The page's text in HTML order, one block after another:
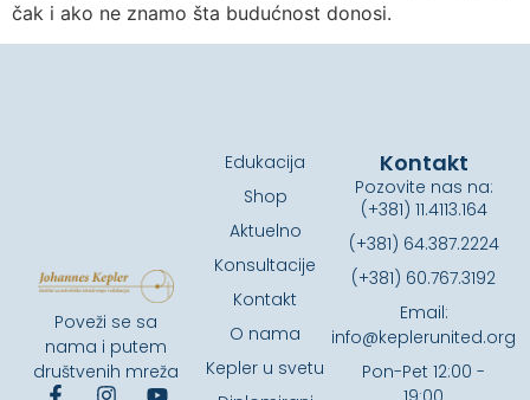
čak i ako ne znamo šta budućnost donosi.
Poveži se sa
nama i putem
društvenih mreža
Edukacija
Shop
Aktuelno
Konsultacije
Kontakt
O nama
Kepler u svetu
Kontakt
Pozovite nas na:
(+381) 11.4113.164
(+381) 64.387.2224
(+381) 60.767.3192
Email:
info@keplerunited.org
Pon-Pet 12:00 -